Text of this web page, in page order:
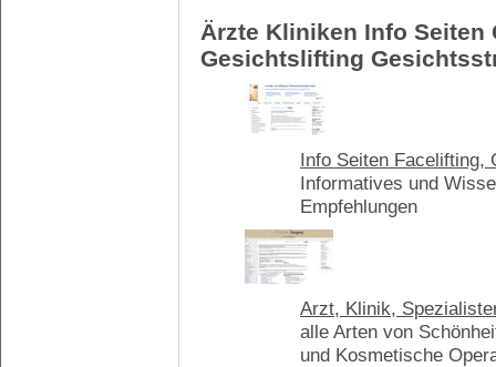
Ärzte Kliniken Info
Gesichtslifting
Info Seiten Facelifting,
Informatives und
Empfehlungen
Arzt, Klinik,
alle Arten von
und Kosmetische